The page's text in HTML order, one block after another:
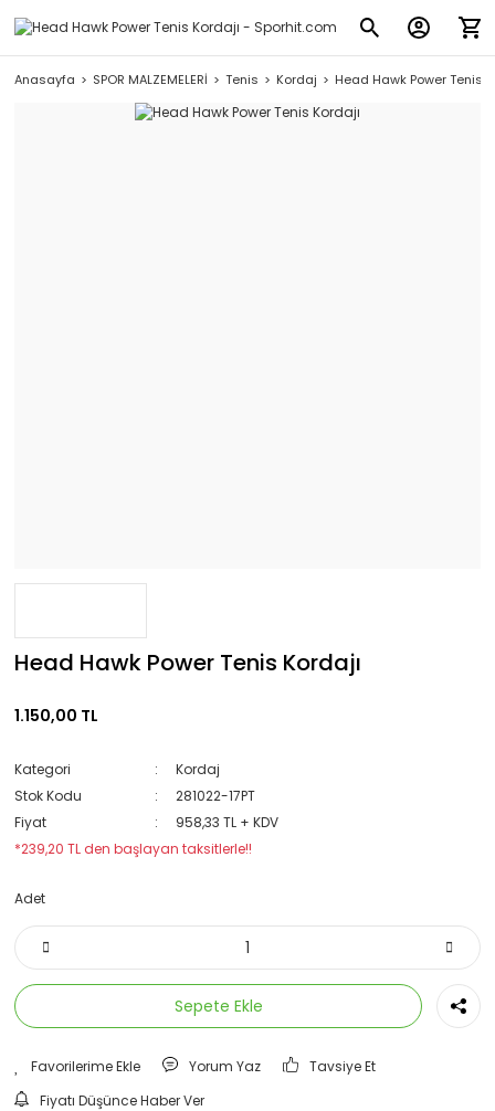
Anasayfa SPOR MALZEMELERİ Tenis Kordaj Head Hawk Power Tenis
Head Hawk Power Tenis Kordajı
1.150,00 TL
Kategori
Kordaj
Stok Kodu
281022-17PT
Fiyat
958,33 TL + KDV
*239,20 TL den başlayan taksitlerle!!
Adet
Sepete Ekle
Yorum Yaz
Tavsiye Et
Fiyatı Düşünce Haber Ver